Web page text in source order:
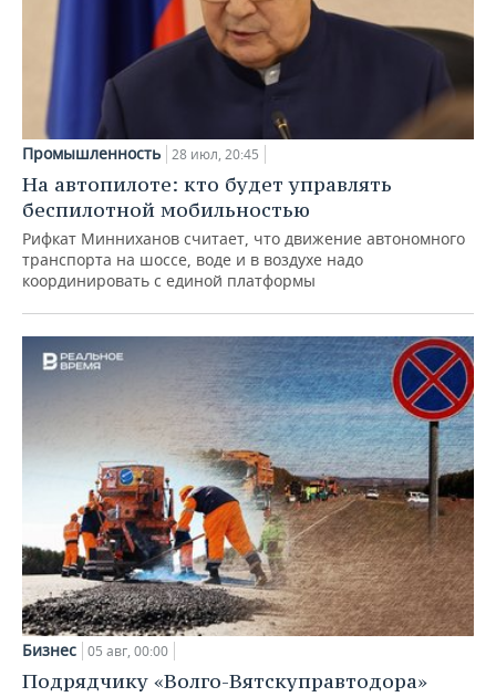
Промышленность 28 июл, 20:45
На автопилоте: кто будет управлять
беспилотной мобильностью
Рифкат Минниханов считает, что движение автономного
транспорта на шоссе, воде и в воздухе надо
координировать с единой платформы
Бизнес 05 авг, 00:00
Подрядчику «Волго-Вятскуправтодора»